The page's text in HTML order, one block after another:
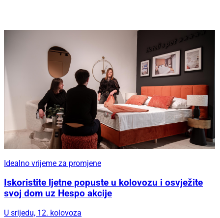
Idealno vrijeme za promjene
Iskoristite ljetne popuste u kolovozu i osvježite
svoj dom uz Hespo akcije
U srijedu, 12. kolovoza